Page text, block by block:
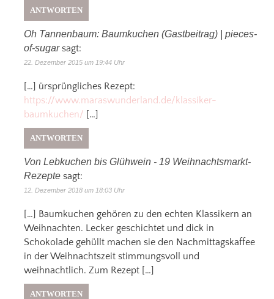
ANTWORTEN
Oh Tannenbaum: Baumkuchen (Gastbeitrag) | pieces-
of-sugar sagt:
22. Dezember 2015 um 19:44 Uhr
[…] ürsprüngliches Rezept:
https://www.maraswunderland.de/klassiker-
baumkuchen/ […]
ANTWORTEN
Von Lebkuchen bis Glühwein - 19 Weihnachtsmarkt-
Rezepte sagt:
12. Dezember 2018 um 18:03 Uhr
[…] Baumkuchen gehören zu den echten Klassikern an
Weihnachten. Lecker geschichtet und dick in
Schokolade gehüllt machen sie den Nachmittagskaffee
in der Weihnachtszeit stimmungsvoll und
weihnachtlich. Zum Rezept […]
ANTWORTEN